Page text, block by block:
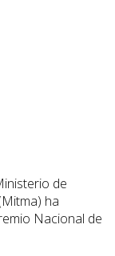
de
ha
Nacional de